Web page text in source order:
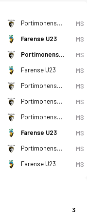
Portimonense U23 MS
Farense U23 MS
Portimonense U23 MS
Farense U23 MS
Portimonense U23 MS
Portimonense U23 MS
Portimonense U23 MS
Farense U23 MS
Portimonense U23 MS
Farense U23 MS
3